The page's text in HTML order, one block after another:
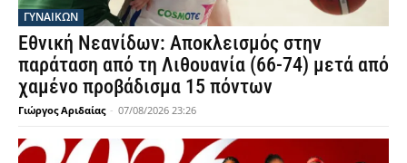
ΓΥΝΑΙΚΩΝ
Εθνική Νεανίδων: Αποκλεισμός στην
παράταση από τη Λιθουανία (66-74) μετά από
χαμένο προβάδισμα 15 πόντων
Γιώργος Αριδαίας - 07/08/2026 23:26